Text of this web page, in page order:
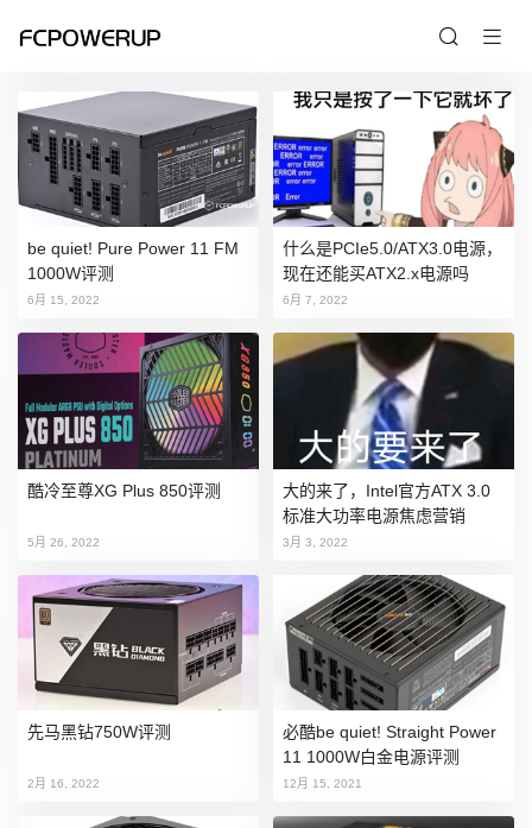
be quiet! Pure Power 11 FM
1000W评测
6月 15, 2022
什么是PCIe5.0/ATX3.0电源，
现在还能买ATX2.x电源吗
6月 7, 2022
酷冷至尊XG Plus 850评测
5月 26, 2022
大的来了，Intel官方ATX 3.0
标准大功率电源焦虑营销
3月 3, 2022
先马黑钻750W评测
2月 16, 2022
必酷be quiet! Straight Power
11 1000W白金电源评测
12月 15, 2021